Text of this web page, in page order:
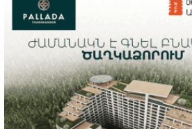
12:00:28 7-08-2026
Փաշազադեն և
Հայ Առաքելական
11:39:39 7-08-2026
Բարձր